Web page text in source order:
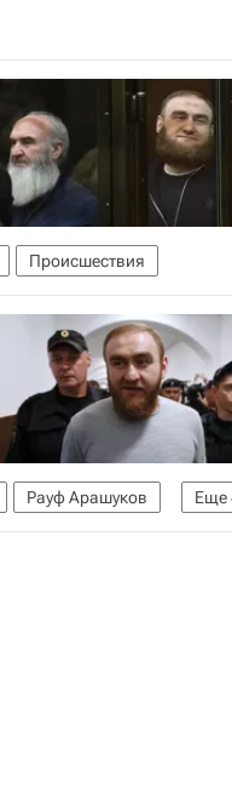
Происшествия
Еще
Рауф Арашуков
Газпром